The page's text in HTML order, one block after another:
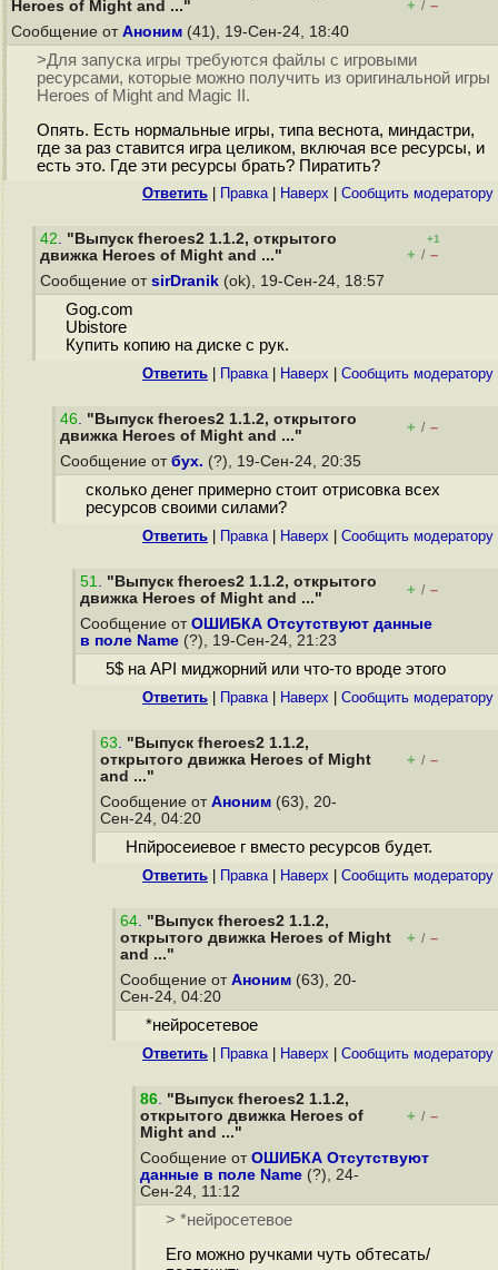
Heroes of Might and ..."
+ / –
Сообщение от Аноним (41), 19-Сен-24, 18:40
>Для запуска игры требуются файлы с игровыми
ресурсами, которые можно получить из оригинальной игры
Heroes of Might and Magic II.
Опять. Есть нормальные игры, типа веснота, миндастри,
где за раз ставится игра целиком, включая все ресурсы, и
есть это. Где эти ресурсы брать? Пиратить?
Ответить Правка| Наверх Cообщить модератору
42. "Выпуск fheroes2 1.1.2, открытого
движка Heroes of Might and ..."
+1
+ / –
Сообщение от sirDranik (ok), 19-Сен-24, 18:57
Gog.com
Ubistore
Купить копию на диске с рук.
Ответить Правка| Наверх Cообщить модератору
46. "Выпуск fheroes2 1.1.2, открытого
движка Heroes of Might and ..."
+ / –
Сообщение от бух. (?), 19-Сен-24, 20:35
сколько денег примерно стоит отрисовка всех
ресурсов своими силами?
Ответить Правка| Наверх Cообщить модератору
51. "Выпуск fheroes2 1.1.2, открытого
движка Heroes of Might and ..."
+ / –
Сообщение от ОШИБКА Отсутствуют данные
в поле Name (?), 19-Сен-24, 21:23
5$ на API миджорний или что-то вроде этого
Ответить Правка| Наверх Cообщить модератору
63. "Выпуск fheroes2 1.1.2,
открытого движка Heroes of Might
and ..."
+ / –
Сообщение от Аноним (63), 20-
Сен-24, 04:20
Нпйросеиевое г вместо ресурсов будет.
Ответить Правка| Наверх Cообщить модератору
64. "Выпуск fheroes2 1.1.2,
открытого движка Heroes of Might
and ..."
+ / –
Сообщение от Аноним (63), 20-
Сен-24, 04:20
*нейросетевое
Ответить Правка| Наверх Cообщить модератору
86. "Выпуск fheroes2 1.1.2,
открытого движка Heroes of
Might and ..."
+ / –
Сообщение от ОШИБКА Отсутствуют
данные в поле Name (?), 24-
Сен-24, 11:12
> *нейросетевое
Его можно ручками чуть обтесать/